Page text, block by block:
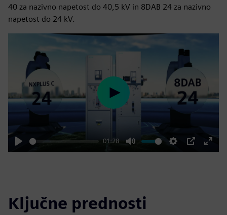
40 za nazivno napetost do 40,5 kV in 8DAB 24 za nazivno
napetost do 24 kV.
Play
01:28
Mute Settings
PIP
Enter
Play
Ključne prednosti